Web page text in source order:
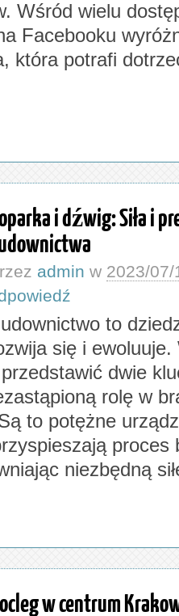
Wśród wielu
Facebooku
która potrafi
i dźwig: Siła i
admin w 2023/07/
to
się i
dwie
rolę w
to potężne
proces
niezbędną
w centrum